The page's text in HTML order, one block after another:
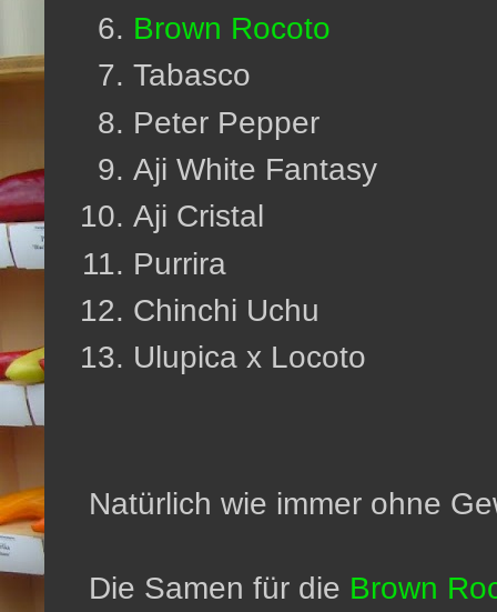
Brown Rocoto
Tabasco
Peter Pepper
Aji White Fantasy
Aji Cristal
Purrira
Chinchi Uchu
Ulupica x Locoto
Natürlich wie immer ohne
Die Samen für die Brown